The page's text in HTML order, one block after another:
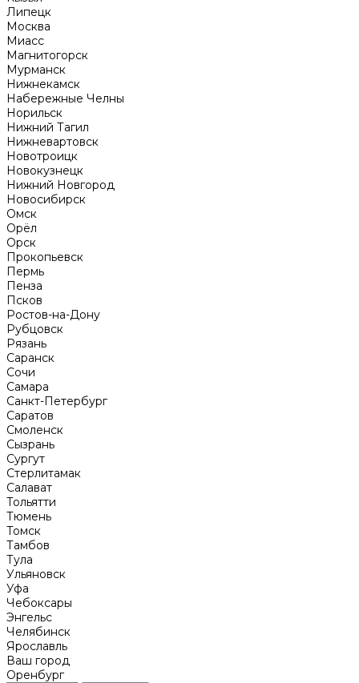
Липецк
Москва
Миасс
Магнитогорск
Мурманск
Нижнекамск
Набережные Челны
Норильск
Нижний Тагил
Нижневартовск
Новотроицк
Новокузнецк
Нижний Новгород
Новосибирск
Омск
Орёл
Орск
Прокопьевск
Пермь
Пенза
Псков
Ростов-на-Дону
Рубцовск
Рязань
Саранск
Сочи
Самара
Санкт-Петербург
Саратов
Смоленск
Сызрань
Сургут
Стерлитамак
Салават
Тольятти
Тюмень
Томск
Тамбов
Тула
Ульяновск
Уфа
Чебоксары
Энгельс
Челябинск
Ярославль
Ваш город
Оренбург